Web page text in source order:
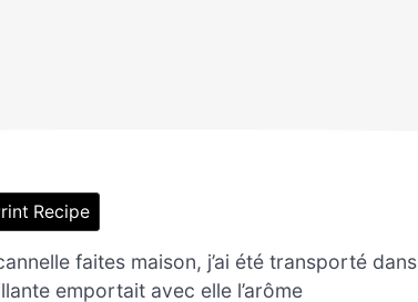
Recipe
faites maison, j’ai été transporté dans
emportait avec elle l’arôme